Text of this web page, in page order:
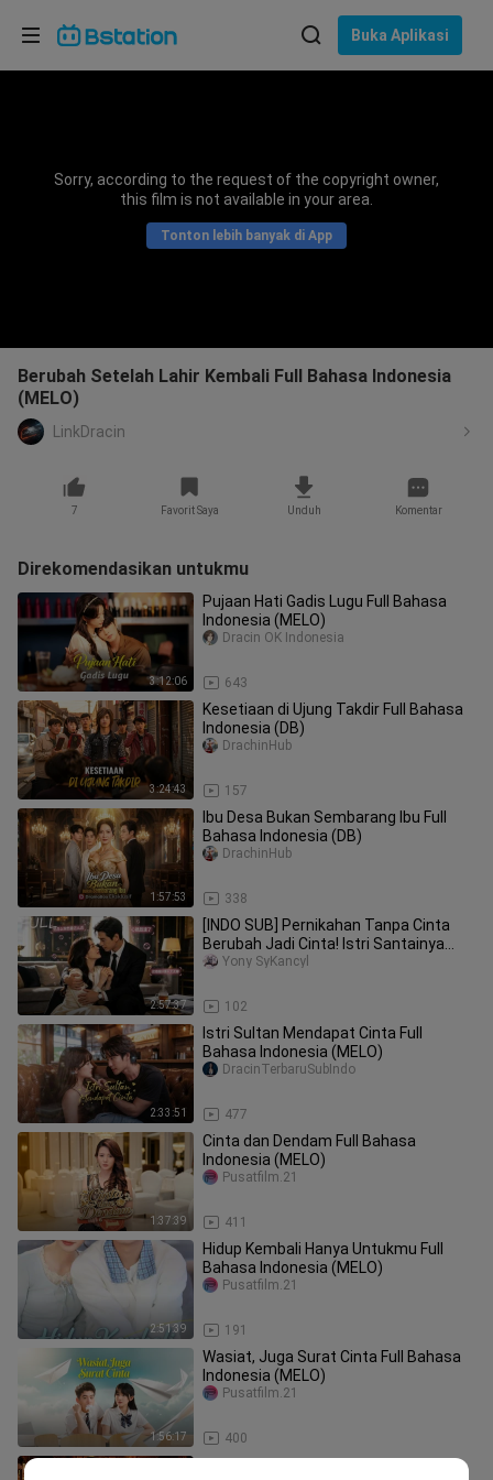
Buka Aplikasi
Sorry, according to the request of the copyright owner,
this film is not available in your area.
Tonton lebih banyak di App
Berubah Setelah Lahir Kembali Full Bahasa Indonesia
(MELO)
LinkDracin
7 Favorit Saya Unduh Komentar
Direkomendasikan untukmu
3:12:06
Pujaan Hati Gadis Lugu Full Bahasa
Indonesia (MELO)
643
Dracin OK Indonesia
3:24:43
Kesetiaan di Ujung Takdir Full Bahasa
Indonesia (DB)
157
DrachinHub
1:57:53
Ibu Desa Bukan Sembarang Ibu Full
Bahasa Indonesia (DB)
338
DrachinHub
2:57:37
[INDO SUB] Pernikahan Tanpa Cinta
Berubah Jadi Cinta! Istri Santainya
Ternyata Penuh Pikiran Liar!
102
Yony SyKancyl
2:33:51
Istri Sultan Mendapat Cinta Full
Bahasa Indonesia (MELO)
477
DracinTerbaruSubIndo
1:37:39
Cinta dan Dendam Full Bahasa
Indonesia (MELO)
411
Pusatfilm.21
2:51:39
Hidup Kembali Hanya Untukmu Full
Bahasa Indonesia (MELO)
191
Pusatfilm.21
1:56:17
Wasiat, Juga Surat Cinta Full Bahasa
Indonesia (MELO)
400
Pusatfilm.21
Pilih bahasa
Bahasa Indonesia